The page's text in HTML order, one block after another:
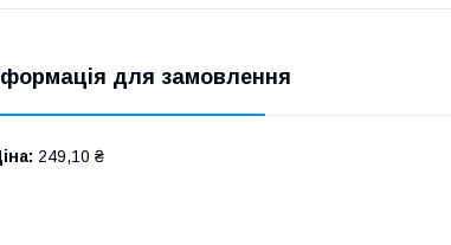
для замовлення
249,10 ₴